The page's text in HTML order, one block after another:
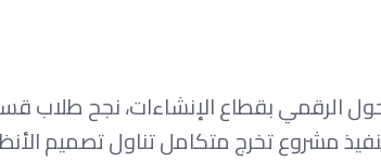
الرقمي بقطاع الإنشاءات، نجح طلاب
مشروع تخرج متكامل تناول تصميم